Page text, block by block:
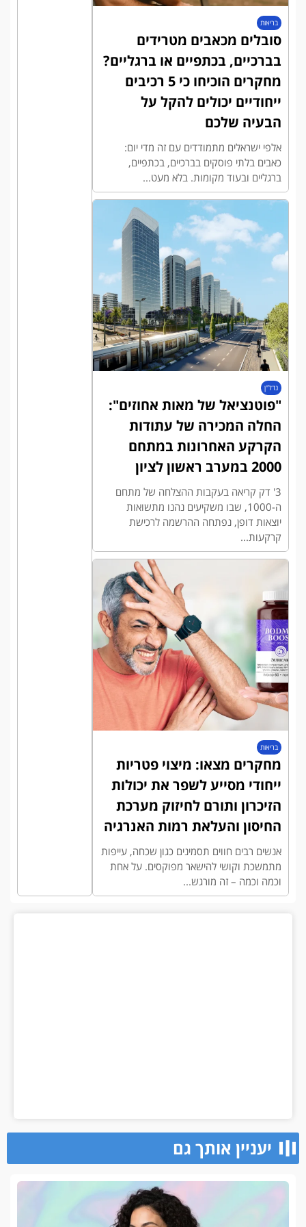
בריאות
סובלים מכאבים מטרידים
בברכיים, בכתפיים או ברגליים?
מחקרים הוכיחו כי 5 רכיבים
ייחודיים יכולים להקל על
הבעיה שלכם
אלפי ישראלים מתמודדים עם זה מדי יום:
כאבים בלתי פוסקים בברכיים, בכתפיים,
ברגליים ובעוד מקומות. בלא מעט...
נדל"ן
"פוטנציאל של מאות אחוזים":
החלה המכירה של עתודות
הקרקע האחרונות במתחם
2000 במערב ראשון לציון
3' דק קריאה בעקבות ההצלחה של מתחם
ה-1000, שבו משקיעים נהנו מתשואות
יוצאות דופן, נפתחה ההרשמה לרכישת
קרקעות...
בריאות
מחקרים מצאו: מיצוי פטריות
ייחודי מסייע לשפר את יכולות
הזיכרון ותורם לחיזוק מערכת
החיסון והעלאת רמות האנרגיה
אנשים רבים חווים תסמינים כגון שכחה, עייפות
מתמשכת וקושי להישאר מפוקסים. על אחת
וכמה וכמה – זה מורגש...
יעניין אותך גם